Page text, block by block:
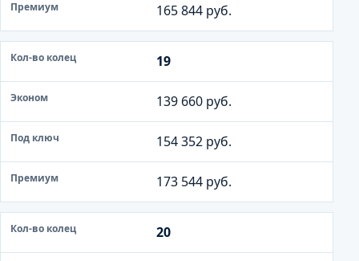
165 844 руб.
19
139 660 руб.
154 352 руб.
173 544 руб.
20